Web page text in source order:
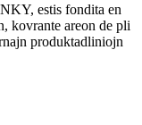
estis fondita en
kovrante areon de pli
produktadliniojn